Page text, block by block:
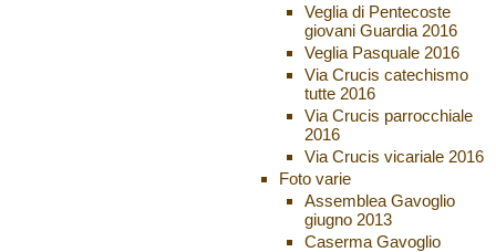
Veglia di Pentecoste
giovani Guardia 2016
Veglia Pasquale 2016
Via Crucis catechismo
tutte 2016
Via Crucis parrocchiale
2016
Via Crucis vicariale 2016
Foto varie
Assemblea Gavoglio
giugno 2013
Caserma Gavoglio